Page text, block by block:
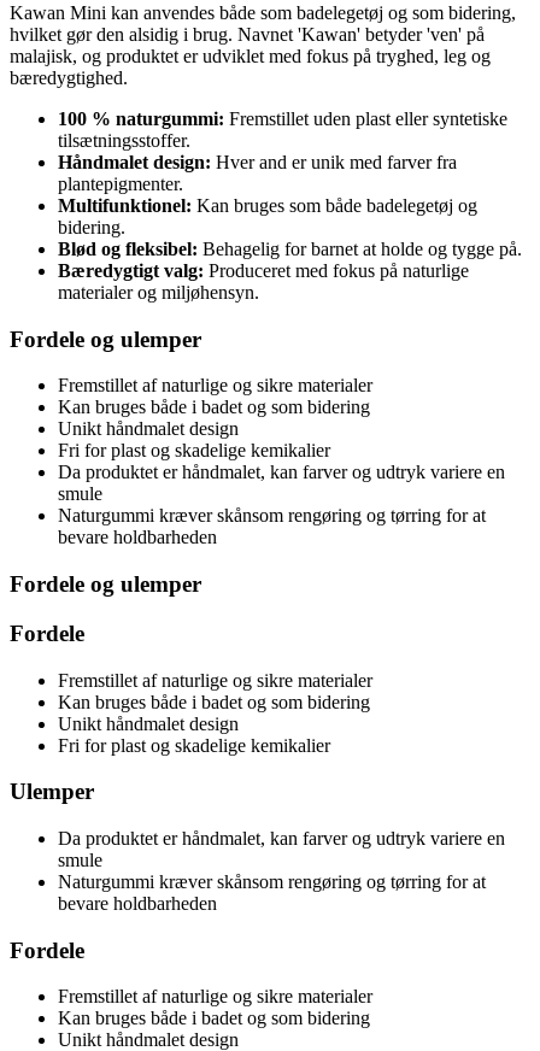
Kawan Mini kan anvendes både som badelegetøj og som bidering,
hvilket gør den alsidig i brug. Navnet 'Kawan' betyder 'ven' på
malajisk, og produktet er udviklet med fokus på tryghed, leg og
bæredygtighed.
100 % naturgummi: Fremstillet uden plast eller syntetiske
tilsætningsstoffer.
Håndmalet design: Hver and er unik med farver fra
plantepigmenter.
Multifunktionel: Kan bruges som både badelegetøj og
bidering.
Blød og fleksibel: Behagelig for barnet at holde og tygge på.
Bæredygtigt valg: Produceret med fokus på naturlige
materialer og miljøhensyn.
Fordele og ulemper
Fremstillet af naturlige og sikre materialer
Kan bruges både i badet og som bidering
Unikt håndmalet design
Fri for plast og skadelige kemikalier
Da produktet er håndmalet, kan farver og udtryk variere en
smule
Naturgummi kræver skånsom rengøring og tørring for at
bevare holdbarheden
Fordele og ulemper
Fordele
Fremstillet af naturlige og sikre materialer
Kan bruges både i badet og som bidering
Unikt håndmalet design
Fri for plast og skadelige kemikalier
Ulemper
Da produktet er håndmalet, kan farver og udtryk variere en
smule
Naturgummi kræver skånsom rengøring og tørring for at
bevare holdbarheden
Fordele
Fremstillet af naturlige og sikre materialer
Kan bruges både i badet og som bidering
Unikt håndmalet design